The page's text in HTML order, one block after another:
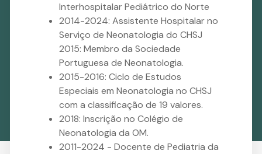
Interhospitalar Pediátrico do Norte
2014-2024: Assistente Hospitalar no
Serviço de Neonatologia do CHSJ
2015: Membro da Sociedade
Portuguesa de Neonatologia.
2015-2016: Ciclo de Estudos
Especiais em Neonatologia no CHSJ
com a classificação de 19 valores.
2018: Inscrição no Colégio de
Neonatologia da OM.
2011-2024 - Docente de Pediatria da